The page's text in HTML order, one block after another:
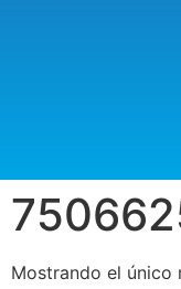
Mostrando el único